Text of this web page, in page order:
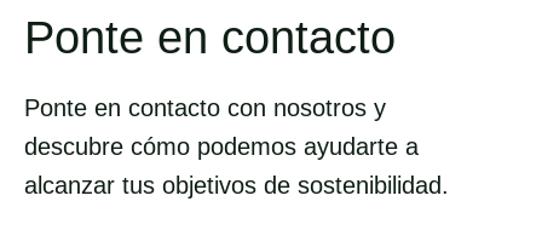
Ponte en contacto
Ponte en contacto con nosotros y
descubre cómo podemos ayudarte a
alcanzar tus objetivos de sostenibilidad.